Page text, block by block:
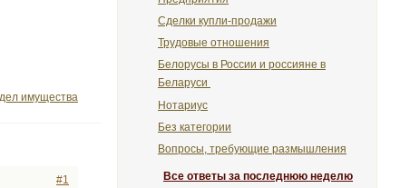
имущества
#1
Сделки купли-продажи
Трудовые отношения
Белорусы в России и россияне в
Беларуси
Нотариус
Без категории
Вопросы, требующие размышления
Все ответы за последнюю неделю